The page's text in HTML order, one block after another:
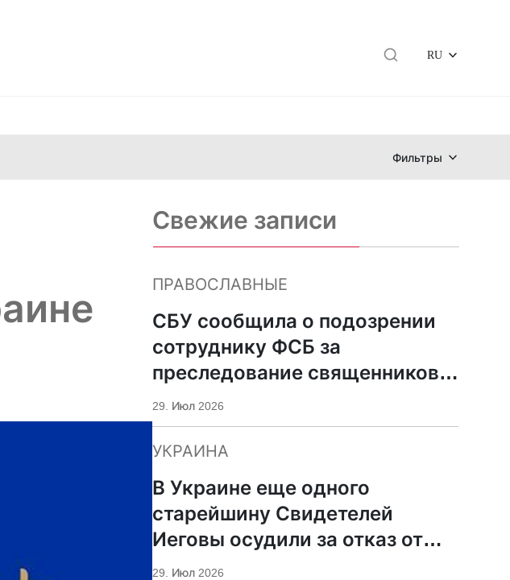
RU
Фильтры
Свежие записи
ПРАВОСЛАВНЫЕ
СБУ сообщила о подозрении
сотруднику ФСБ за
преследование священников
ПЦУ
29. Июл 2026
УКРАИНА
В Украине еще одного
старейшину Свидетелей
Иеговы осудили за отказ от
мобилизации
29. Июл 2026